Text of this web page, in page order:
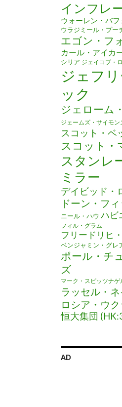
インフレ
ウォーレン・バフ
ウラジミール・プー
エゴン・フ
カール・アイカ
シリア ジェイコブ・
ジェフ
ック
ジェローム
ジェームズ・サイモン
スコット・ベ
スコット・
スタンレ
ミラー
デイビッド・
ドーン・フ
ニール・ハウ ハビ
フィル・グラム
フリードリヒ
ベンジャミン・グレ
ポール・チ
ズ
マーク・スピッツナゲ
ラッセル・
ロシア・ウ
恒大集団
AD